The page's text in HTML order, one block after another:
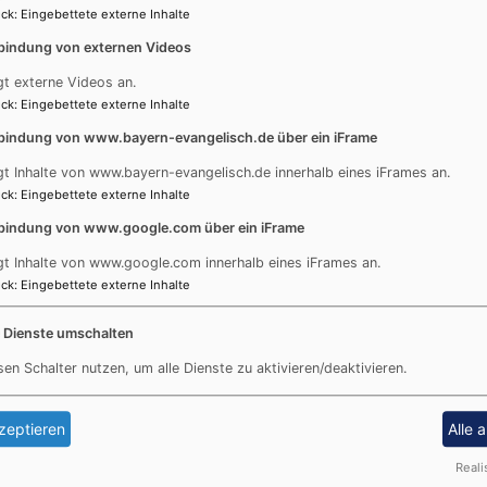
verschiedenen Gründen
präferiert worden war,
das hinter der Orgel im
aus sichtbar sein sollte,
das Instrument aufgrund
auf und so blieb für Chor
Platz. In den Jahren
erwogen, hier Abhilfe
zu schaffen, die jedoch
in Planung befindliche
eingerichtet werden.
ersten Weltkrieges
abgegeben
den Ersatz durch neue
Jahre später führte die
Erst im Jahr 1932
Beraten durch den
1965) aus München,
Organist an der St.-
Änderungen an der Orgel
vor einem Veralten
ausdrückte. Die
des
auf "Tutti" beseitigt und
Absteller, sowie eine
erwähnten
wurde nichts verändert,
16' eingerichtet. Diese
Steinmeyer in
Im Jahr 1939 wurde der
: Eingebettete externe Inhalte
von externen Videos
externe Videos an.
: Eingebettete externe Inhalte
von www.bayern-evangelisch.de über ein iFrame
Inhalte von www.bayern-evangelisch.de innerhalb eines iFrames an.
: Eingebettete externe Inhalte
von www.google.com über ein iFrame
Inhalte von www.google.com innerhalb eines iFrames an.
: Eingebettete externe Inhalte
Dienste umschalten
Schalter nutzen, um alle Dienste zu aktivieren/deaktivieren.
Alle